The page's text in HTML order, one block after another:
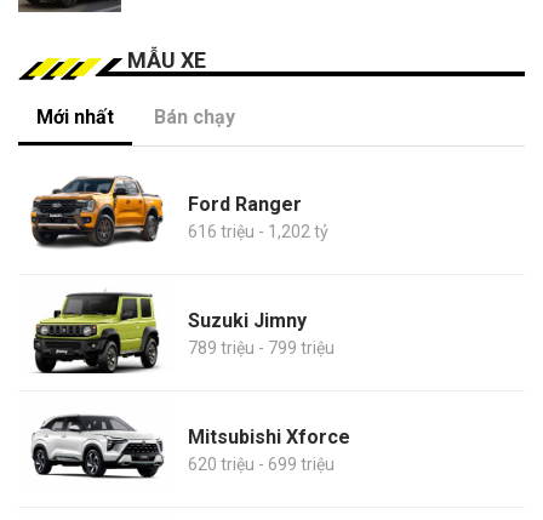
MẪU XE
Mới nhất Bán chạy
Ford Ranger
616 triệu - 1,202 tỷ
Suzuki Jimny
789 triệu - 799 triệu
Mitsubishi Xforce
620 triệu - 699 triệu